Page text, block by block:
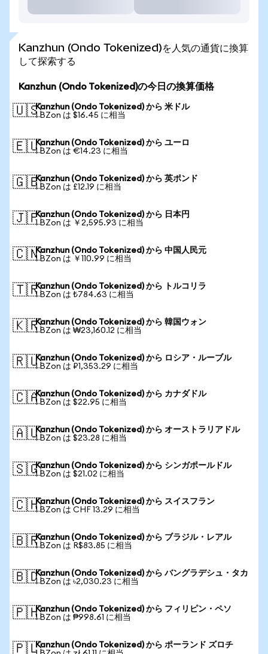
Kanzhun (Ondo Tokenized)を人気の通貨に換算
して探索する
Kanzhun (Ondo Tokenized)の今日の換算価格
🇺🇸Kanzhun (Ondo Tokenized) から 米ドル
1 BZon は $16.45 に相当
🇪🇺Kanzhun (Ondo Tokenized) から ユーロ
1 BZon は €14.23 に相当
🇬🇧Kanzhun (Ondo Tokenized) から 英ポンド
1 BZon は £12.19 に相当
🇯🇵Kanzhun (Ondo Tokenized) から 日本円
1 BZon は ￥2,595.93 に相当
🇨🇳Kanzhun (Ondo Tokenized) から 中国人民元
1 BZon は ￥110.99 に相当
🇹🇷Kanzhun (Ondo Tokenized) から トルコリラ
1 BZon は ₺784.63 に相当
🇰🇷Kanzhun (Ondo Tokenized) から 韓国ウォン
1 BZon は ₩23,160.12 に相当
🇷🇺Kanzhun (Ondo Tokenized) から ロシア・ルーブル
1 BZon は ₽1,353.29 に相当
🇨🇦Kanzhun (Ondo Tokenized) から カナダドル
1 BZon は $22.95 に相当
🇦🇺Kanzhun (Ondo Tokenized) から オーストラリアドル
1 BZon は $23.28 に相当
🇸🇬Kanzhun (Ondo Tokenized) から シンガポールドル
1 BZon は $21.02 に相当
🇨🇭Kanzhun (Ondo Tokenized) から スイスフラン
1 BZon は CHF 13.29 に相当
🇧🇷Kanzhun (Ondo Tokenized) から ブラジル・レアル
1 BZon は R$83.85 に相当
🇧🇩Kanzhun (Ondo Tokenized) から バングラデシュ・タカ
1 BZon は ৳2,030.23 に相当
🇵🇭Kanzhun (Ondo Tokenized) から フィリピン・ペソ
1 BZon は ₱998.61 に相当
🇵🇱Kanzhun (Ondo Tokenized) から ポーランド ズロチ